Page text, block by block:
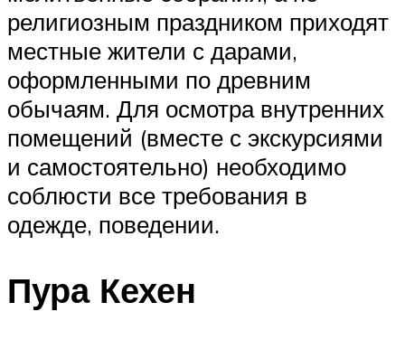
религиозным праздником приходят
местные жители с дарами,
оформленными по древним
обычаям. Для осмотра внутренних
помещений (вместе с экскурсиями
и самостоятельно) необходимо
соблюсти все требования в
одежде, поведении.
Пура Кехен